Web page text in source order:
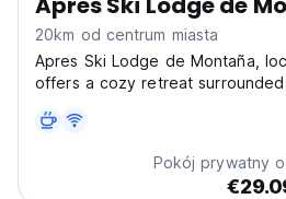
20km od centrum miasta
Apres Ski Lodge de Montaña,
offers a cozy retreat
restaurant. The hostel provides
direct ski-in/ski-out access.
Pokój prywatny